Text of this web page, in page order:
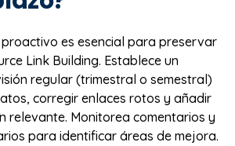
proactivo es esencial para preservar
Link Building. Establece un
regular (trimestral o semestral)
corregir enlaces rotos y añadir
relevante. Monitorea comentarios y
para identificar áreas de mejora.